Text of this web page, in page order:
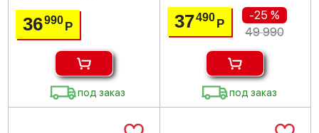
36990Р
под заказ
37490 Р
-25 %
49 990
под заказ